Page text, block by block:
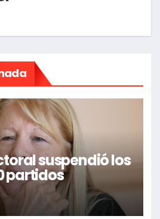
suspendió los
partidos